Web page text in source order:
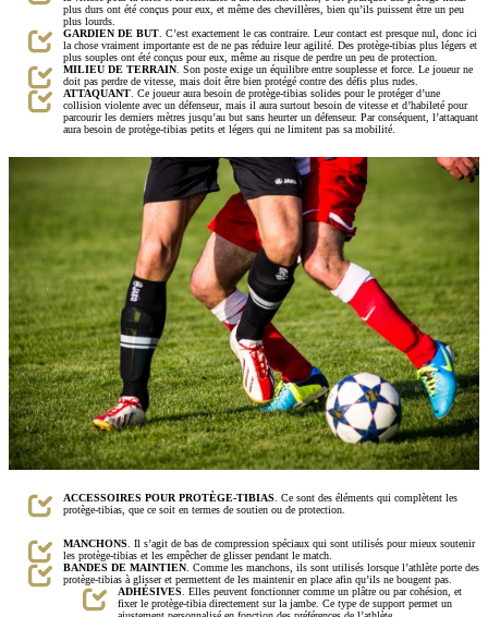
plus durs ont été conçus pour eux, et même des chevillères, bien qu’ils puissent être un peu
plus lourds.
GARDIEN DE BUT . C’est exactement le cas contraire. Leur contact est presque nul, donc ici
la chose vraiment importante est de ne pas réduire leur agilité. Des protège-tibias plus légers et
plus souples ont été conçus pour eux, même au risque de perdre un peu de protection.
MILIEU DE TERRAIN . Son poste exige un équilibre entre souplesse et force. Le joueur ne
doit pas perdre de vitesse, mais doit être bien protégé contre des défis plus rudes.
ATTAQUANT . Ce joueur aura besoin de protège-tibias solides pour le protéger d’une
collision violente avec un défenseur, mais il aura surtout besoin de vitesse et d’habileté pour
parcourir les derniers mètres jusqu’au but sans heurter un défenseur. Par conséquent, l’attaquant
aura besoin de protège-tibias petits et légers qui ne limitent pas sa mobilité.
ACCESSOIRES POUR PROTÈGE-TIBIAS . Ce sont des éléments qui complètent les
protège-tibias, que ce soit en termes de soutien ou de protection.
MANCHONS . Il s’agit de bas de compression spéciaux qui sont utilisés pour mieux soutenir
les protège-tibias et les empêcher de glisser pendant le match.
BANDES DE MAINTIEN . Comme les manchons, ils sont utilisés lorsque l’athlète porte des
protège-tibias à glisser et permettent de les maintenir en place afin qu’ils ne bougent pas.
ADHÉSIVES . Elles peuvent fonctionner comme un plâtre ou par cohésion, et
fixer le protège-tibia directement sur la jambe. Ce type de support permet un